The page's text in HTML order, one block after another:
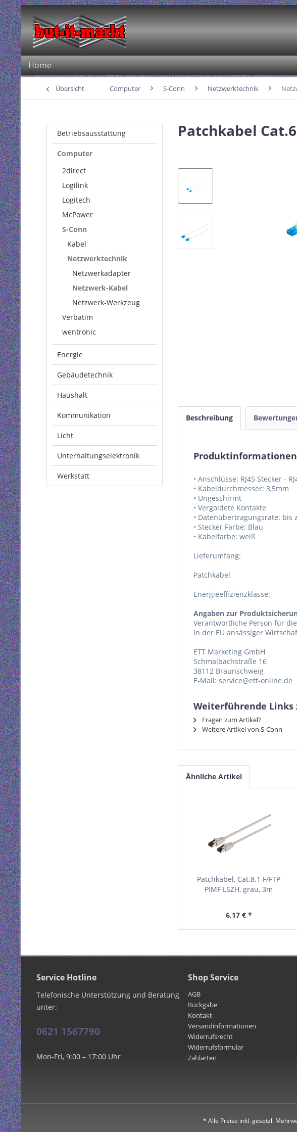
Home
Übersicht Computer S-Conn Netzwerktechnik
Betriebsausstattung
Computer
2direct
Logilink
Logitech
McPower
S-Conn
Kabel
Netzwerktechnik
Netzwerkadapter
Netzwerk-Kabel
Netzwerk-Werkzeug
Verbatim
wentronic
Energie
Gebäudetechnik
Haushalt
Kommunikation
Licht
Unterhaltungselektronik
Werkstatt
Patchkabel
Beschreibung
Produktinformationen
• Anschlüsse: RJ45 Stecker -
• Kabeldurchmesser: 3,5mm
• Ungeschirmt
• Vergoldete Kontakte
• Datenübertragungsrate: bis
• Stecker Farbe: Blau
• Kabelfarbe: weiß
Lieferumfang:
Patchkabel
Energieeffizienzklasse:
Angaben zur
Verantwortliche Person für die
In der EU ansässiger
ETT Marketing GmbH
Schmalbachstraße 16
38112 Braunschweig
E-Mail: service@ett-online.de
Weiterführende Links
Fragen zum Artikel?
Weitere Artikel von S-Conn
Ähnliche Artikel
Patchkabel, Cat.8.1 F/FTP
PIMF LSZH, grau, 3m
6,17 € *
Service Hotline
Telefonische Unterstützung und Beratung
unter:
0621 1567790
Mon-Fri, 9:00 – 17:00 Uhr
Shop Service
AGB
Rückgabe
Kontakt
Versandinformationen
Widerrufsrecht
Widerrufsformular
Zahlarten
* Alle Preise inkl. gesetzl.